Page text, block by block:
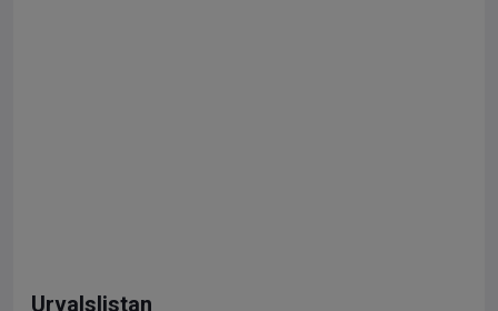
Urvalslistan